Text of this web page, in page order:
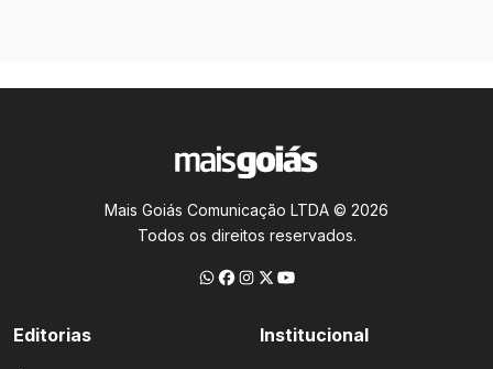
Mais Goiás Comunicação LTDA © 2026
Todos os direitos reservados.
Editorias Institucional